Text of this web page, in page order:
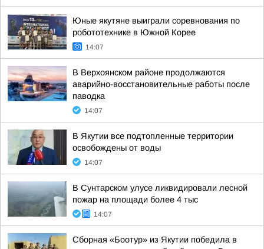
Юные якутяне выиграли соревнования по
робототехнике в Южной Корее
14:07
В Верхоянском районе продолжаются
аварийно-восстановительные работы после
паводка
14:07
В Якутии все подтопленные территории
освобождены от воды
14:07
В Сунтарском улусе ликвидировали лесной
пожар на площади более 4 тыс
14:07
Сборная «Боотур» из Якутии победила в